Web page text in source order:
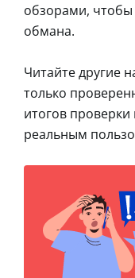
обзорами, чтобы
обмана.
Читайте другие
только
итогов проверки
реальным